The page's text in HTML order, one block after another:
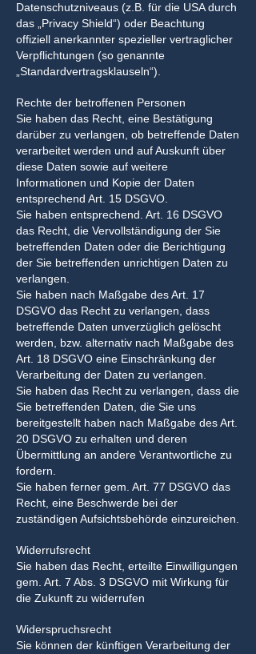
Datenschutzniveaus (z.B. für die USA durch
das „Privacy Shield“) oder Beachtung
offiziell anerkannter spezieller vertraglicher
Verpflichtungen (so genannte
„Standardvertragsklauseln“).
Rechte der betroffenen Personen
Sie haben das Recht, eine Bestätigung
darüber zu verlangen, ob betreffende Daten
verarbeitet werden und auf Auskunft über
diese Daten sowie auf weitere
Informationen und Kopie der Daten
entsprechend Art. 15 DSGVO.
Sie haben entsprechend. Art. 16 DSGVO
das Recht, die Vervollständigung der Sie
betreffenden Daten oder die Berichtigung
der Sie betreffenden unrichtigen Daten zu
verlangen.
Sie haben nach Maßgabe des Art. 17
DSGVO das Recht zu verlangen, dass
betreffende Daten unverzüglich gelöscht
werden, bzw. alternativ nach Maßgabe des
Art. 18 DSGVO eine Einschränkung der
Verarbeitung der Daten zu verlangen.
Sie haben das Recht zu verlangen, dass die
Sie betreffenden Daten, die Sie uns
bereitgestellt haben nach Maßgabe des Art.
20 DSGVO zu erhalten und deren
Übermittlung an andere Verantwortliche zu
fordern.
Sie haben ferner gem. Art. 77 DSGVO das
Recht, eine Beschwerde bei der
zuständigen Aufsichtsbehörde einzureichen.
Widerrufsrecht
Sie haben das Recht, erteilte Einwilligungen
gem. Art. 7 Abs. 3 DSGVO mit Wirkung für
die Zukunft zu widerrufen
Widerspruchsrecht
Sie können der künftigen Verarbeitung der